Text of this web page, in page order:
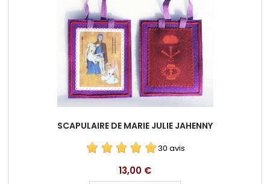
SCAPULAIRE DE MARIE JULIE JAHENNY
30 avis
Prix
13,00 €